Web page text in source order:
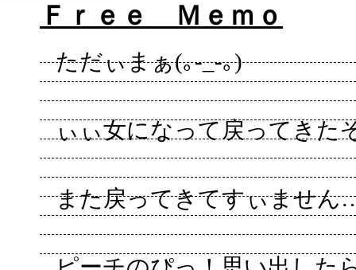
Ｆｒｅｅ Ｍｅｍｏ
ただぃまぁ(｡-_-｡)
ぃぃ女になって戻ってきた
また戻ってきてすぃません